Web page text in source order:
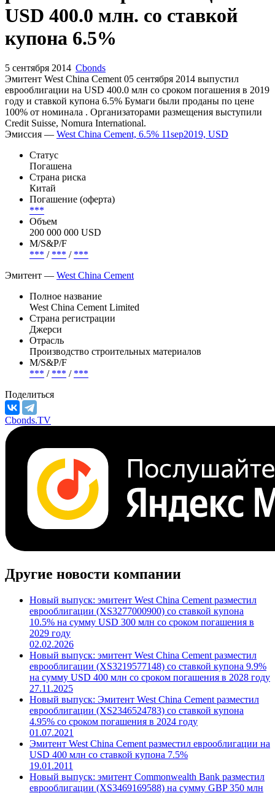
Эмитент West China Cement
разместил еврооблигации на
купона 6.5%
5 сентября 2014 Cbonds
Эмитент West China Cement 05 сентября 2014 выпустил
еврооблигации на USD 400.0 млн со сроком погашения в 2019
100% от номинала . Организаторами размещения выступили
Credit Suisse, Nomura International.
Эмиссия —West China Cement, 6.5% 11sep2019, USD
Статус
Погашена
Страна риска
Китай
Погашение (оферта)
***
200 000 000 USD
***/***/***
Эмитент —West China Cement
Полное название
West China Cement Limited
Страна регистрации
Джерси
Производство строительных материалов
М/S&P/F
***/
Поделиться
Cbonds.TV
Другие новости компании
Новый выпуск: эмитент West China Cement разместил
еврооблигации (XS3277000900) со ставкой купона
10.5% на сумму USD 300 млн со сроком погашения в
2029 году
02.02.2026
Новый выпуск: эмитент West China Cement разместил
еврооблигации (XS3219577148) со ставкой купона 9.9%
на сумму USD 400 млн со сроком погашения в 2028 году
27.11.2025
Новый выпуск: Эмитент West China Cement разместил
еврооблигации (XS2346524783) со ставкой купона
4.95% со сроком погашения в 2024 году
01.07.2021
Эмитент West China Cement разместил еврооблигации на